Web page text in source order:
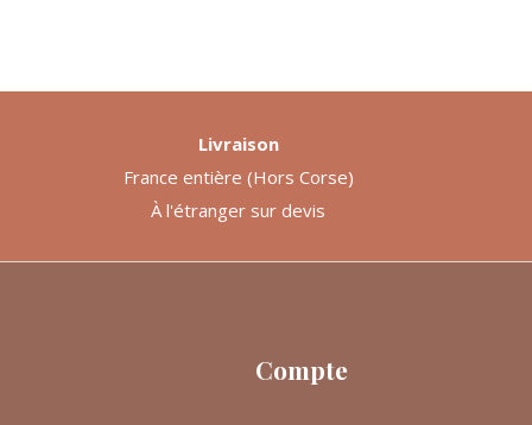
Compte
Livraison
France entière (Hors Corse)
À l'étranger sur devis